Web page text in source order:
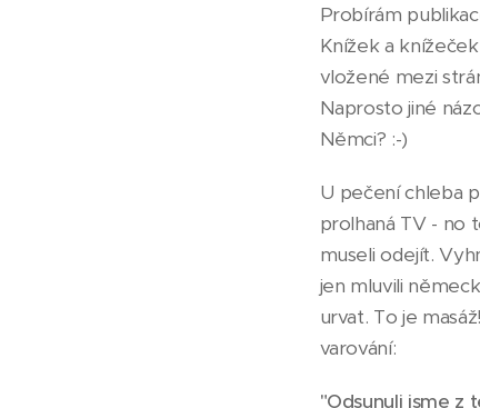
Probírám
Knížek a
vložené mezi
Naprosto jiné
Němci? :-)
U pečení chleba
prolhaná TV - no
museli odejít.
jen mluvili
urvat. To je
varování:
"Odsunuli jsme z